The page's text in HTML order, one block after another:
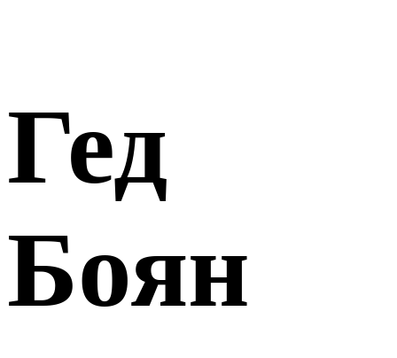
Гед
Боян